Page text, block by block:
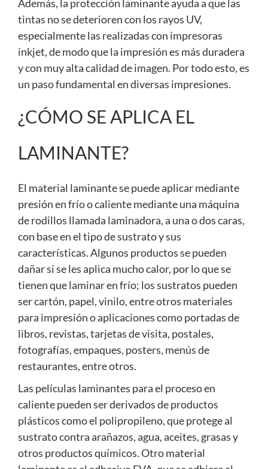
Además, la protección laminante ayuda a que las
tintas no se deterioren con los rayos UV,
especialmente las realizadas con impresoras
inkjet, de modo que la impresión es más duradera
y con muy alta calidad de imagen. Por todo esto, es
un paso fundamental en diversas impresiones.
¿CÓMO SE APLICA EL
LAMINANTE?
El material laminante se puede aplicar mediante
presión en frío o caliente mediante una máquina
de rodillos llamada laminadora, a una o dos caras,
con base en el tipo de sustrato y sus
características. Algunos productos se pueden
dañar si se les aplica mucho calor, por lo que se
tienen que laminar en frío; los sustratos pueden
ser cartón, papel, vinilo, entre otros materiales
para impresión o aplicaciones como portadas de
libros, revistas, tarjetas de visita, postales,
fotografías, empaques, posters, menús de
restaurantes, entre otros.
Las películas laminantes para el proceso en
caliente pueden ser derivados de productos
plásticos como el polipropileno, que protege al
sustrato contra arañazos, agua, aceites, grasas y
otros productos químicos. Otro material